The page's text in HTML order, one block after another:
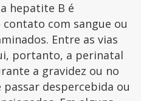
hepatite B é
com sangue ou
Entre as vias
portanto, a perinatal
a gravidez ou no
despercebida ou